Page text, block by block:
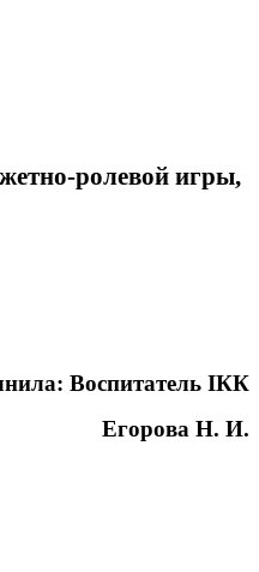
ролевой игры,
Воспитатель IКК
Егорова Н. И.